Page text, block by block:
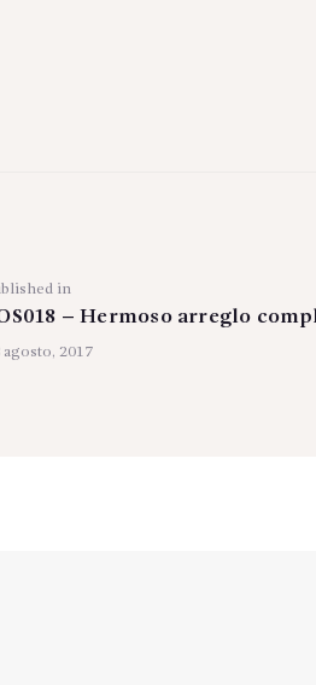
in
post:
– Hermoso arreglo
agosto, 2017